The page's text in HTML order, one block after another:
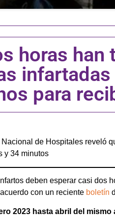
horas han
para
de Hospitales reveló
y 34 minutos
deben esperar casi dos
con un reciente boletín
2023 hasta abril del